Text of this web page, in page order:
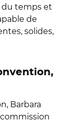
du temps et
de
solides,
Barbara